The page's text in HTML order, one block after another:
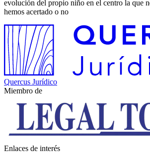
evolución del propio niño en el centro la que
hemos acertado o no
Quercus Jurídico
Miembro de
Enlaces de interés